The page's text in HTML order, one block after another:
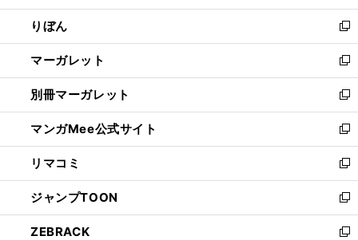
開
く
ウ
で
開
く
ン
ド
ウ
で
開
く
ウ
ィ
ン
ド
ウ
で
開
く
りぼん
新
し
い
ウ
ィ
ン
ド
ウ
で
開
く
マーガレット
新
し
い
ウ
ィ
ン
ド
ウ
で
開
く
別冊マーガレット
新
し
い
ウ
ィ
ン
ド
ウ
で
マンガMee公式サイト
新
し
い
ウ
ィ
ン
ド
リマコミ
新
し
い
ウ
ィ
ジャンプTOON
新
し
い
ZEBRACK 新